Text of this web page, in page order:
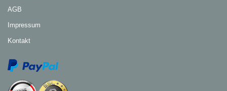
AGB
Impressum
Kontakt